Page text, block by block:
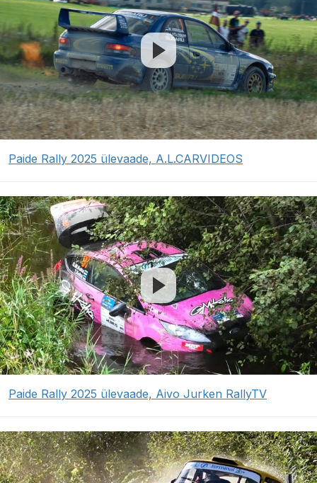
Paide Rally 2025 ülevaade, A.L.CARVIDEOS
Paide Rally 2025 ülevaade, Aivo Jurken RallyTV